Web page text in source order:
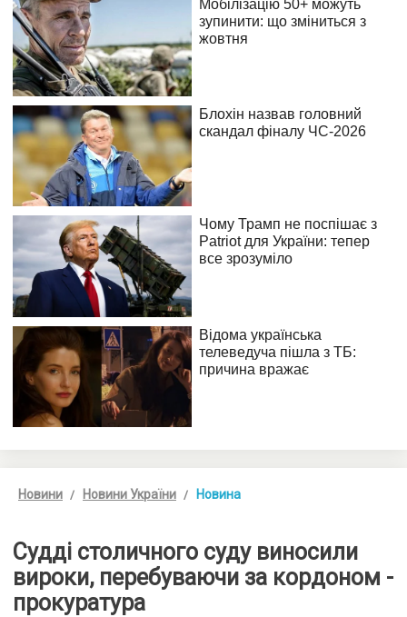
Новини Новини України Новина
Судді столичного суду виносили
вироки, перебуваючи за кордоном -
прокуратура